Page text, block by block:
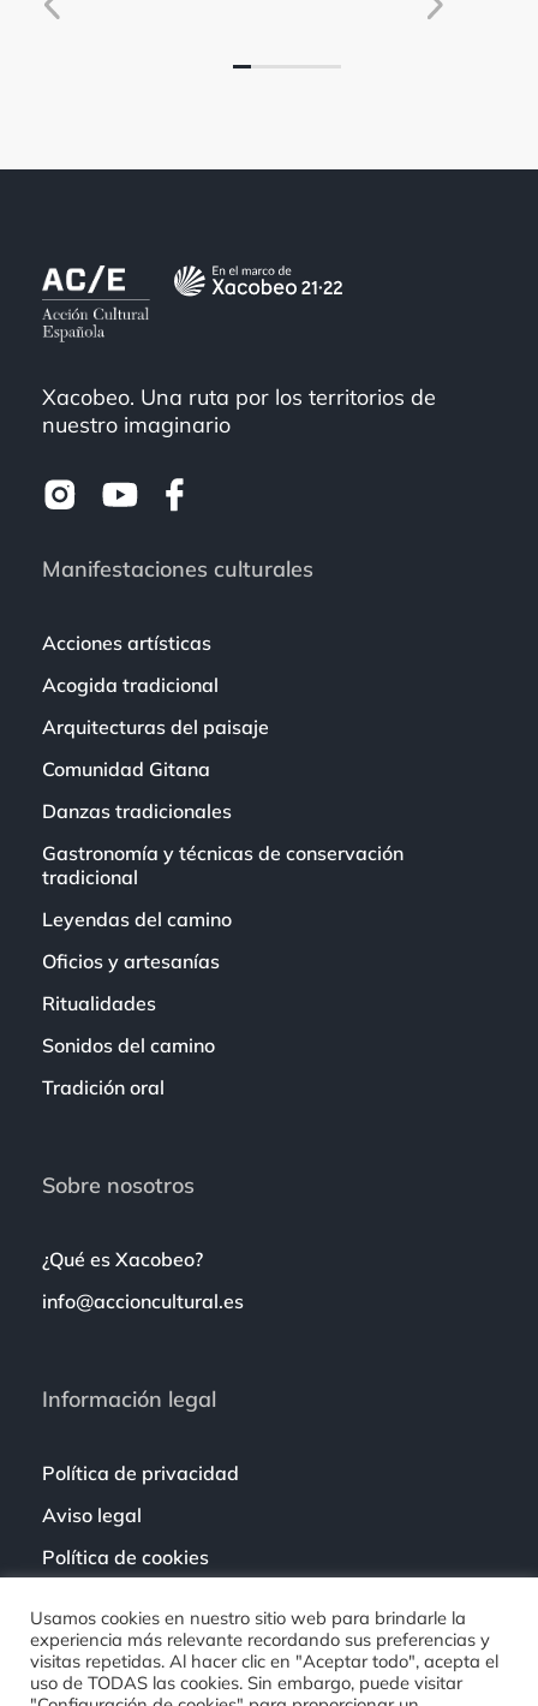
Xacobeo. Una ruta por los territorios de
nuestro imaginario
Manifestaciones culturales
Acciones artísticas
Acogida tradicional
Arquitecturas del paisaje
Comunidad Gitana
Danzas tradicionales
Gastronomía y técnicas de conservación
tradicional
Leyendas del camino
Oficios y artesanías
Ritualidades
Sonidos del camino
Tradición oral
Sobre nosotros
¿Qué es Xacobeo?
info@accioncultural.es
Información legal
Política de privacidad
Aviso legal
Política de cookies
Usamos cookies en nuestro sitio web para brindarle la
experiencia más relevante recordando sus preferencias y
visitas repetidas. Al hacer clic en "Aceptar todo", acepta el
uso de TODAS las cookies. Sin embargo, puede visitar